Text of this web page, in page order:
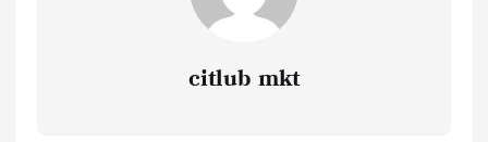
citlub mkt